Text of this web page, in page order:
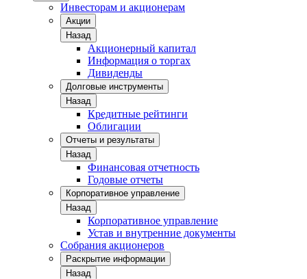
Инвесторам и акционерам
Акции
Назад
Акционерный капитал
Информация о торгах
Дивиденды
Долговые инструменты
Назад
Кредитные рейтинги
Облигации
Отчеты и результаты
Назад
Финансовая отчетность
Годовые отчеты
Корпоративное управление
Назад
Корпоративное управление
Устав и внутренние документы
Собрания акционеров
Раскрытие информации
Назад